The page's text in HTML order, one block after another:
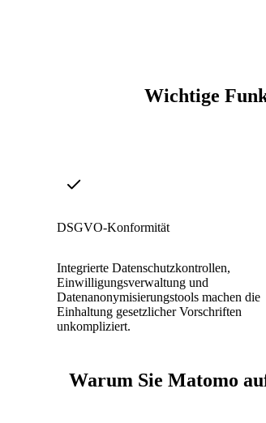
Wichtige
DSGVO-Konformität
Integrierte Datenschutzkontrollen,
Einwilligungsverwaltung und
Datenanonymisierungstools machen die
Einhaltung gesetzlicher Vorschriften
unkompliziert.
Warum Sie Matomo